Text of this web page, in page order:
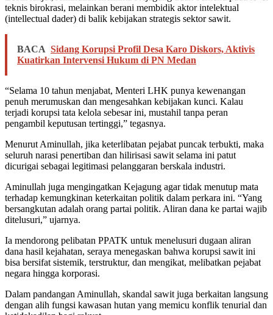
teknis birokrasi, melainkan berani membidik aktor intelektual
(intellectual dader) di balik kebijakan strategis sektor sawit.
BACA Sidang Korupsi Profil Desa Karo Diskors, Aktivis
Kuatirkan Intervensi Hukum di PN Medan
“Selama 10 tahun menjabat, Menteri LHK punya kewenangan
penuh merumuskan dan mengesahkan kebijakan kunci. Kalau
terjadi korupsi tata kelola sebesar ini, mustahil tanpa peran
pengambil keputusan tertinggi,” tegasnya.
Menurut Aminullah, jika keterlibatan pejabat puncak terbukti, maka
seluruh narasi penertiban dan hilirisasi sawit selama ini patut
dicurigai sebagai legitimasi pelanggaran berskala industri.
Aminullah juga mengingatkan Kejagung agar tidak menutup mata
terhadap kemungkinan keterkaitan politik dalam perkara ini. “Yang
bersangkutan adalah orang partai politik. Aliran dana ke partai wajib
ditelusuri,” ujarnya.
Ia mendorong pelibatan PPATK untuk menelusuri dugaan aliran
dana hasil kejahatan, seraya menegaskan bahwa korupsi sawit ini
bisa bersifat sistemik, terstruktur, dan mengikat, melibatkan pejabat
negara hingga korporasi.
Dalam pandangan Aminullah, skandal sawit juga berkaitan langsung
dengan alih fungsi kawasan hutan yang memicu konflik tenurial dan